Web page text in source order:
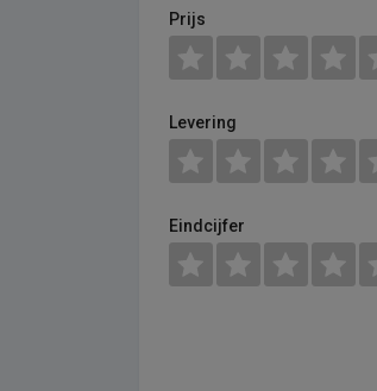
Prijs
Levering
Eindcijfer